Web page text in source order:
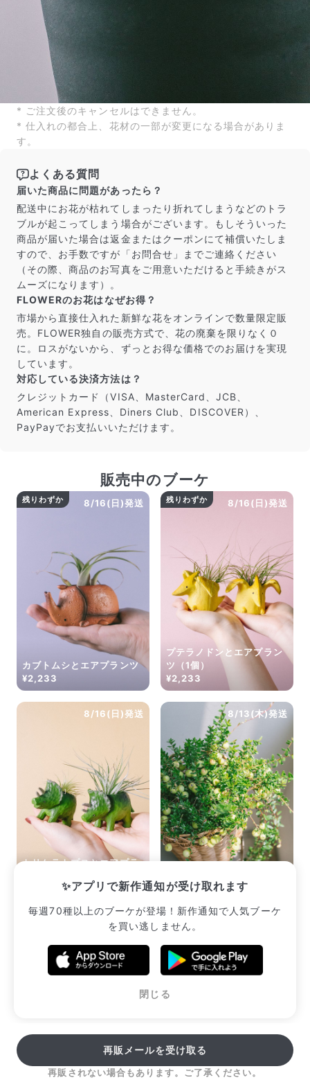
* ご注文後のキャンセルはできません。
* 仕入れの都合上、花材の一部が変更になる場合がありま
す。
よくある質問
届いた商品に問題があったら？
配送中にお花が枯れてしまったり折れてしまうなどのトラ
ブルが起こってしまう場合がございます。もしそういった
商品が届いた場合は返金またはクーポンにて補償いたしま
すので、お手数ですが「お問合せ」までご連絡ください
（その際、商品のお写真をご用意いただけると手続きがス
ムーズになります）。
FLOWERのお花はなぜお得？
市場から直接仕入れた新鮮な花をオンラインで数量限定販
売。FLOWER独自の販売方式で、花の廃棄を限りなく０
に。ロスがないから、ずっとお得な価格でのお届けを実現
しています。
対応している決済方法は？
クレジットカード（VISA、MasterCard、JCB、
American Express、Diners Club、DISCOVER）、
PayPayでお支払いいただけます。
✨アプリで新作通知が受け取れます
毎週70種以上のブーケが登場！新作通知で人気ブーケ
を買い逃しません。
閉じる
販売中のブーケ
8/16(日)発送
残りわずか
カブトムシとエアプランツ
¥2,233
8/16(日)発送
残りわずか
プテラノドンとエアプラン
ツ（1個）
¥2,233
8/16(日)発送
トリケラトプスとエアプラ
8/13(木)発送
¥2,387
販売中のブーケ一覧へ
再販メールを受け取る
再販されない場合もあります。ご了承ください。